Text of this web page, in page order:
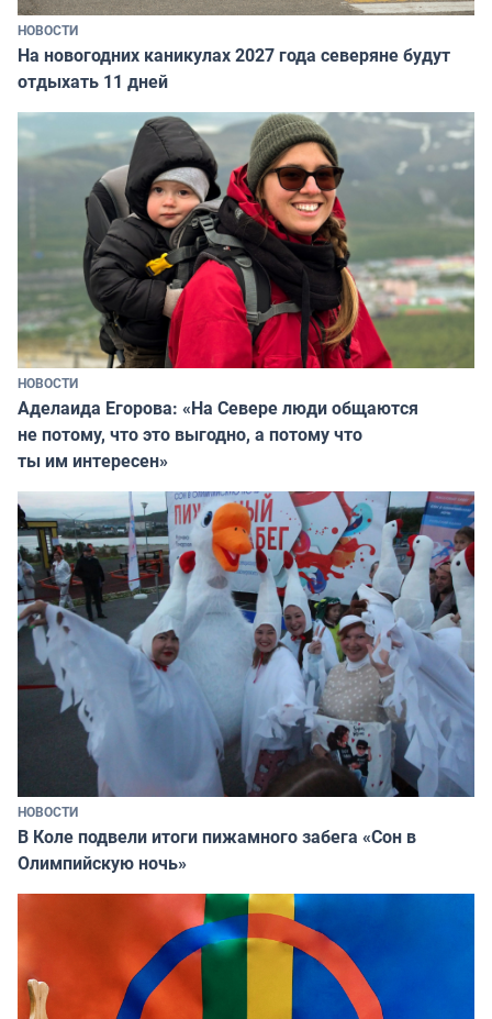
НОВОСТИ
На новогодних каникулах 2027 года северяне будут
отдыхать 11 дней
НОВОСТИ
Аделаида Егорова: «На Севере люди общаются
не потому, что это выгодно, а потому что
ты им интересен»
НОВОСТИ
В Коле подвели итоги пижамного забега «Сон в
Олимпийскую ночь»